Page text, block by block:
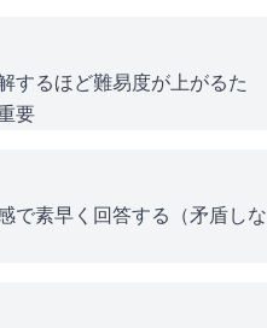
するほど難易度が上がるた
要
で素早く回答する（矛盾しな